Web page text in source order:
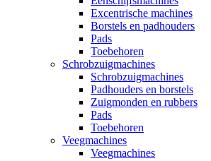
Excentrische machines
Borstels en padhouders
Pads
Toebehoren
Schrobzuigmachines
Schrobzuigmachines
Padhouders en borstels
Zuigmonden en rubbers
Pads
Toebehoren
Veegmachines
Veegmachines